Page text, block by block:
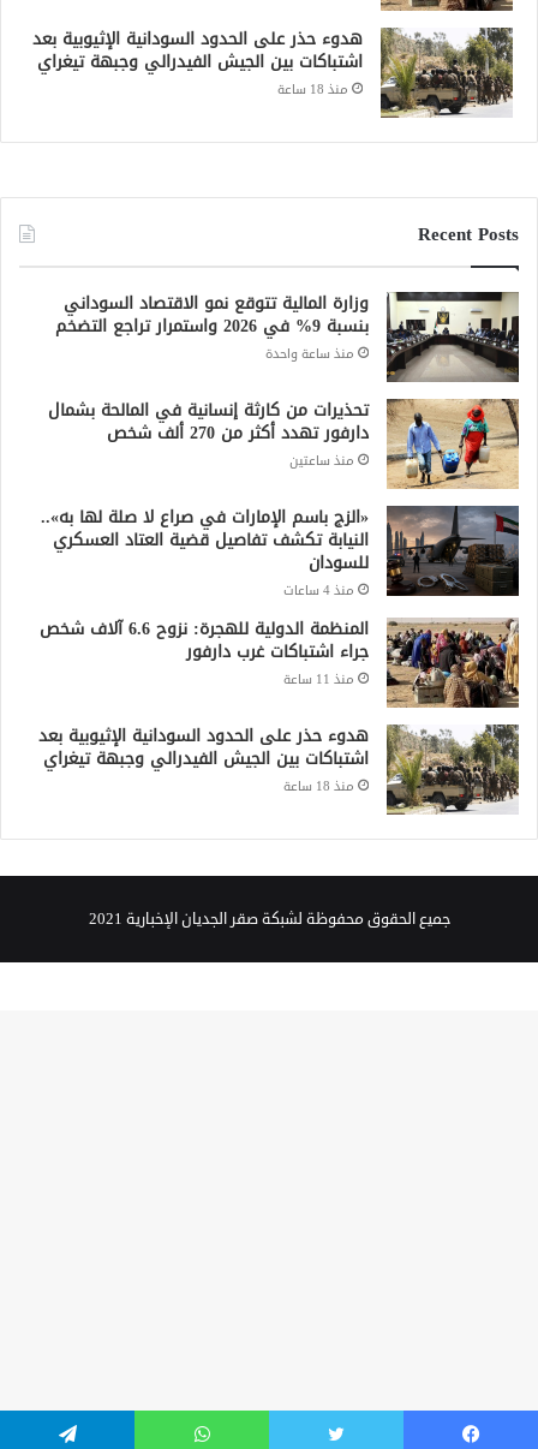
هدوء حذر على الحدود السودانية الإثيوبية بعد
اشتباكات بين الجيش الفيدرالي وجبهة تيغراي
منذ 18 ساعة
Recent Posts
وزارة المالية تتوقع نمو الاقتصاد السوداني
بنسبة 9% في 2026 واستمرار تراجع التضخم
منذ ساعة واحدة
تحذيرات من كارثة إنسانية في المالحة بشمال
دارفور تهدد أكثر من 270 ألف شخص
منذ ساعتين
«الزج باسم الإمارات في صراع لا صلة لها به»..
النيابة تكشف تفاصيل قضية العتاد العسكري
للسودان
منذ 4 ساعات
المنظمة الدولية للهجرة: نزوح 6.6 آلاف شخص
جراء اشتباكات غرب دارفور
منذ 11 ساعة
هدوء حذر على الحدود السودانية الإثيوبية بعد
اشتباكات بين الجيش الفيدرالي وجبهة تيغراي
منذ 18 ساعة
جميع الحقوق محفوظة لشبكة صقر الجديان الإخبارية 2021